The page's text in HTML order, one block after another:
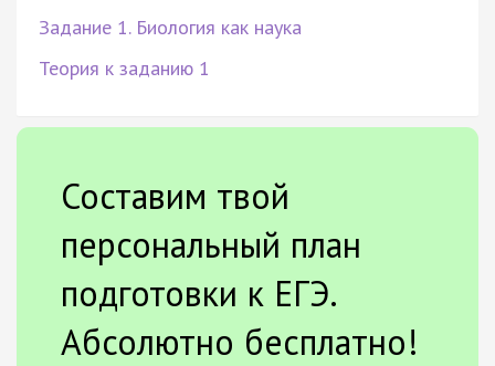
Задание 1. Биология как наука
Теория к заданию 1
Составим твой
персональный план
подготовки к ЕГЭ.
Абсолютно бесплатно!